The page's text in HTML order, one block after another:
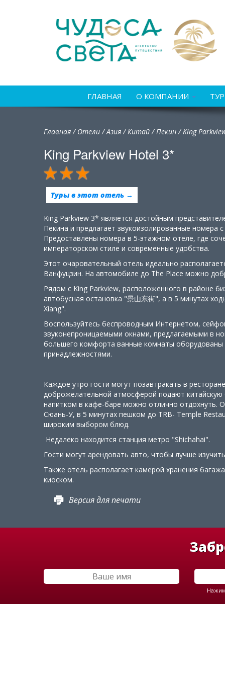
ГЛАВНАЯ О КОМПАНИИ
Главная/ Отели/Азия/Китай/Пекин /King
King Parkview Hotel 3*
Туры в этот отель →
King Parkview 3* является достойным
Пекина и предлагает звукоизолированные номера
Предоставлены номера в 5-этажном отеле, где
императорском стиле и современные удобства.
Этот очаровательный отель идеально
Ванфуцзин. На автомобиле до The Place можно
Рядом с King Parkview, расположенного в районе
автобусная остановка "景山东街", а в 5 минутах
Xiang".
Воспользуйтесь беспроводным Интернетом,
звуконепроницаемыми окнами, предлагаемыми в
большего комфорта ванные комнаты
принадлежностями.
Каждое утро гости могут позавтракать в
доброжелательной атмосферой подают
напитком в кафе-баре можно отлично отдохнуть.
Сюань-У, в 5 минутах пешком до TRB- Temple
широким выбором блюд.
Недалеко находится станция метро "Shichahai".
Гости могут арендовать авто, чтобы лучше
Также отель располагает камерой хранения
киоском.
Версия для печати